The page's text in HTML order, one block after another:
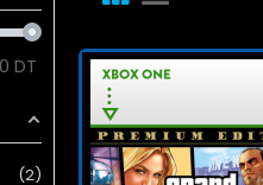
DT
2